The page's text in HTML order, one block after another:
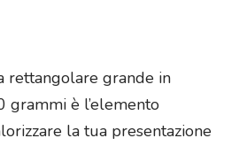
rettangolare grande in
grammi è l’elemento
la tua presentazione